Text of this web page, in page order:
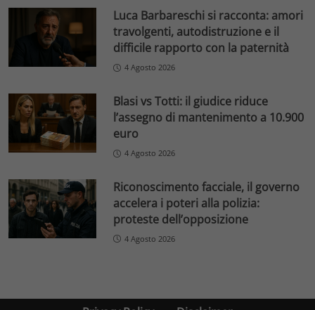
Luca Barbareschi si racconta: amori
travolgenti, autodistruzione e il
difficile rapporto con la paternità
4 Agosto 2026
Blasi vs Totti: il giudice riduce
l’assegno di mantenimento a 10.900
euro
4 Agosto 2026
Riconoscimento facciale, il governo
accelera i poteri alla polizia:
proteste dell’opposizione
4 Agosto 2026